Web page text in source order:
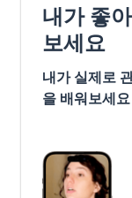
내가 좋
보세요
내가 실제로
을 배워보세요